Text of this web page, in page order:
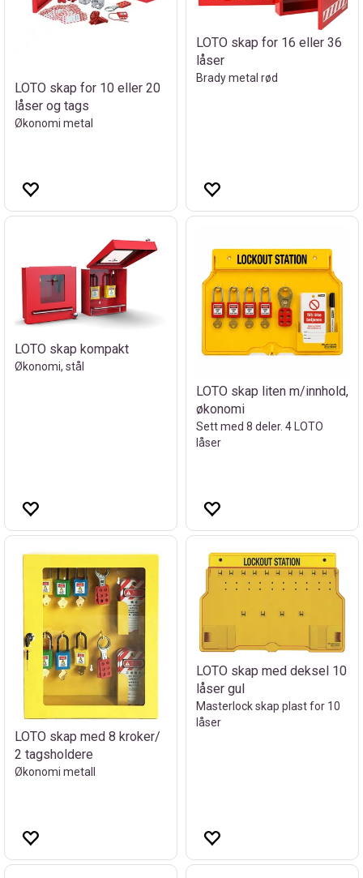
LOTO skap for 10 eller 20
låser og tags
Økonomi metal
LOTO skap for 16 eller 36
låser
Brady metal rød
LOTO skap kompakt
Økonomi, stål
LOTO skap liten m/innhold,
økonomi
Sett med 8 deler. 4 LOTO
låser
LOTO skap med 8 kroker/
2 tagsholdere
Økonomi metall
LOTO skap med deksel 10
låser gul
Masterlock skap plast for 10
låser